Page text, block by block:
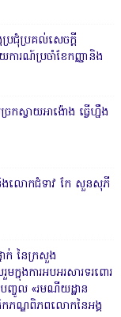
រជុំប្រគល់សេចក្តី
ារណ៍ប្រចាំខែកញ្ញានិង
ស្វាយអាង៉ោង ធ្វើហ្នឹង
ងលោកជំទាវ កែ សួនសុភី
នាក់ នៃក្រសួង
ក្នុងការអបអរសារទរពោរ
ញ្ចូល «រមណីយដ្ឋាន
កភណ្ឌពិភពលោកនៃអង្គ